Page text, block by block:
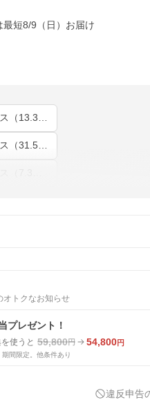
最短8/9（日）お届け
オトクなお知らせ
プレゼント！
使うと 59,800円 54,800円
間限定。他条件あり
違反申告